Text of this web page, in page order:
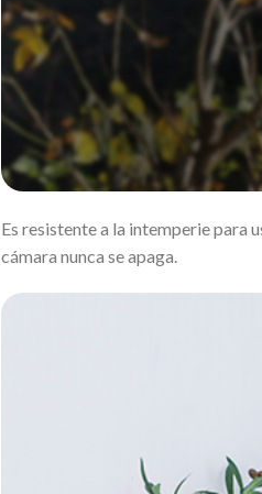
Es resistente a la intemperie para
cámara nunca se apaga.